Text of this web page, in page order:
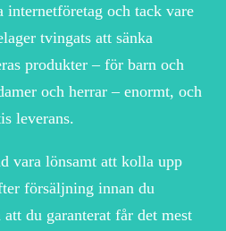
och tack vare
tvingats att sänka
produkter – för barn och
och herrar – enormt, och
leverans.
vara lönsamt att kolla upp
försäljning innan du
du garanterat får det mest